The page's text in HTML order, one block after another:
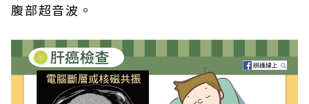
腹部超音波。